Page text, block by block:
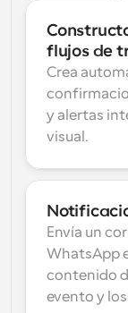
flujos de
Crea
y alertas
visual.
Envía un
WhatsApp
contenido
evento y